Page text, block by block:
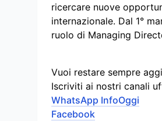
ricercare nuove
internazionale. Dal 1°
ruolo di Managing
Vuoi restare sempre
Iscriviti ai nostri canali
WhatsApp InfoOggi
Facebook